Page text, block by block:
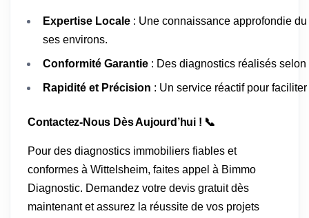
Expertise Locale : Une connaissance approfondie
ses environs.
Conformité Garantie : Des diagnostics réalisés
Rapidité et Précision : Un service réactif pour
Contactez-Nous Dès Aujourd’hui ! 📞
Pour des diagnostics immobiliers fiables et
conformes à Wittelsheim, faites appel à Bimmo
Diagnostic. Demandez votre devis gratuit dès
maintenant et assurez la réussite de vos projets